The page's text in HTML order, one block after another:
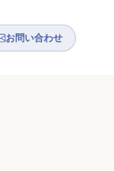
お問い合わせ